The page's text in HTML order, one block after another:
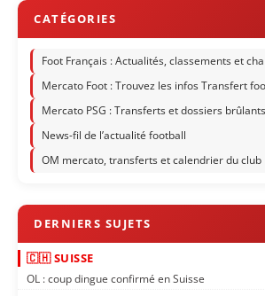
Foot Français : Actualités, classements et
Mercato Foot : Trouvez les infos Transfert
Mercato PSG : Transferts et dossiers
News-fil de l’actualité football
OM mercato, transferts et calendrier du club
🇨🇭 SUISSE
OL : coup dingue confirmé en Suisse